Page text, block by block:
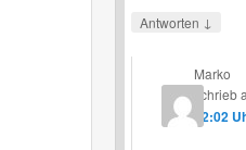
Antworten ↓
Marko
schrieb
22:02